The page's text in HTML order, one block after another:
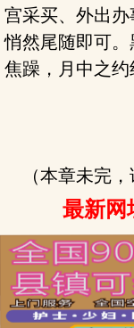
宫采买、外出办
悄然尾随即可
焦躁，月中之
（本章未完，
最新网